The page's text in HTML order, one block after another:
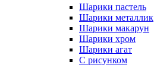
Шарики пастель
Шарики металлик
Шарики макарун
Шарики хром
Шарики агат
С рисунком